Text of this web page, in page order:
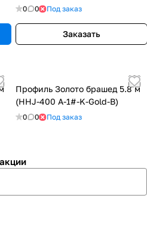
Brush)
0 0 Под заказ
Заказать
Профиль Золото брашед 5.8 м
(HHJ-400 A-1#-K-Gold-B)
0 0 Под заказ